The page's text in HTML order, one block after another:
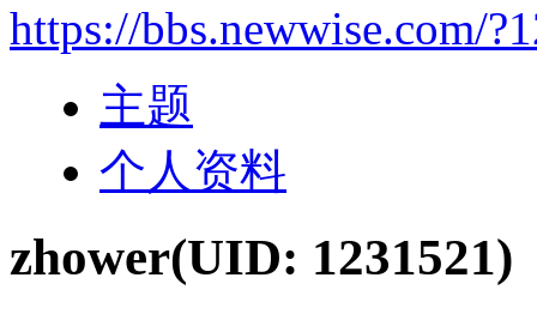
https://bbs.newwise.com/
主题
个人资料
zhower(UID: 1231521)